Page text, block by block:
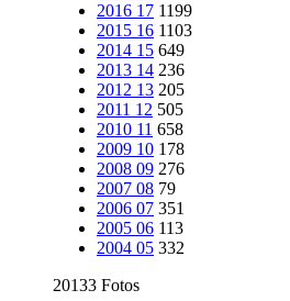
2016 17 1199
2015 16 1103
2014 15 649
2013 14 236
2012 13 205
2011 12 505
2010 11 658
2009 10 178
2008 09 276
2007 08 79
2006 07 351
2005 06 113
2004 05 332
20133 Fotos